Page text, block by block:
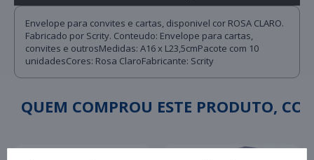
Envelope para convites e cartas, disponivel cor ROSA CLARO.
Fabricado por Scrity. Conteudo: Envelope para cartas,
convites e outrosMedidas: A16 x L23,5cmPacote com 10
unidadesCores: Rosa ClaroFabricante: Scrity
QUEM COMPROU ESTE PRODUTO,